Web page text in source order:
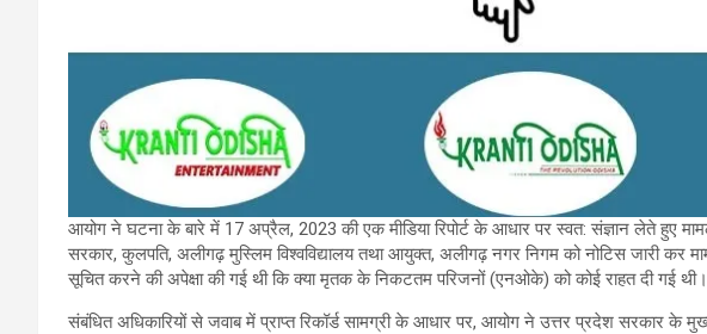
आयोग ने घटना के बारे में 17 अप्रैल, 2023 की एक मीडिया रिपोर्ट के आधार पर स्वत: संज्ञान लेते हुए
सरकार, कुलपति, अलीगढ़ मुस्लिम विश्वविद्यालय तथा आयुक्त, अलीगढ़ नगर निगम को नोटिस जारी कर
सूचित करने की अपेक्षा की गई थी कि क्या मृतक के निकटतम परिजनों (एनओके) को कोई राहत दी गई थी।
संबंधित अधिकारियों से जवाब में प्राप्त रिकॉर्ड सामग्री के आधार पर, आयोग ने उत्तर प्रदेश सरकार के